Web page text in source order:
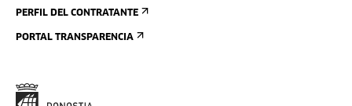
PERFIL DEL CONTRATANTE
PORTAL TRANSPARENCIA